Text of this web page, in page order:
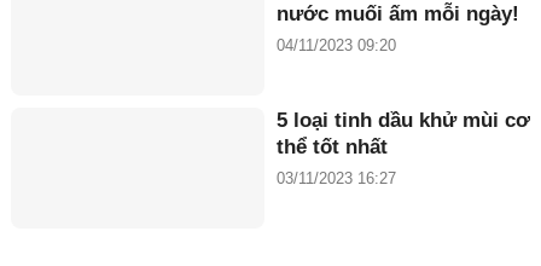
nước muối ấm mỗi ngày!
04/11/2023 09:20
5 loại tinh dầu khử mùi cơ
thể tốt nhất
03/11/2023 16:27